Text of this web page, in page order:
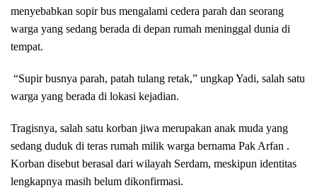
menyebabkan sopir bus mengalami cedera parah dan seorang
warga yang sedang berada di depan rumah meninggal dunia di
tempat.
“Supir busnya parah, patah tulang retak,” ungkap Yadi, salah satu
warga yang berada di lokasi kejadian.
Tragisnya, salah satu korban jiwa merupakan anak muda yang
sedang duduk di teras rumah milik warga bernama Pak Arfan .
Korban disebut berasal dari wilayah Serdam, meskipun identitas
lengkapnya masih belum dikonfirmasi.